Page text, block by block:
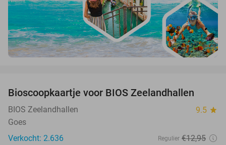
Bioscoopkaartje voor BIOS Zeelandhallen
BIOS Zeelandhallen 9.5 star
Goes
Verkocht: 2.636
Regulier €12,95